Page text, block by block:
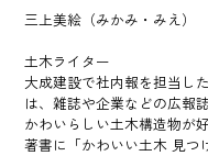
三上美絵（みかみ・みえ）
土木ライター
大成建設で社内報を担当し
は、雑誌や企業などの広報
かわいらしい土木構造物が好
著書に「かわいい土木 見つ